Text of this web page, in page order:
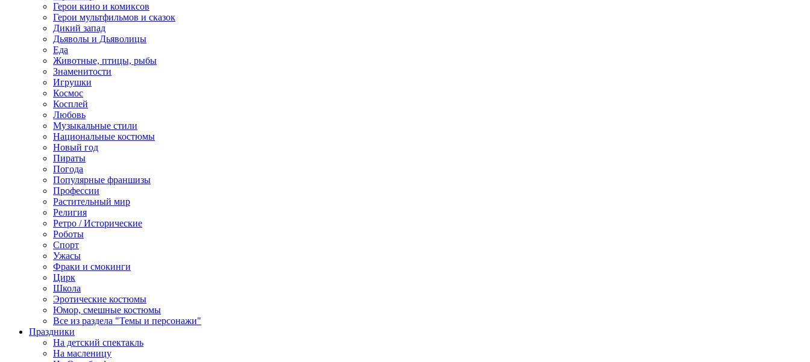
Герои кино и комиксов
Герои мультфильмов и сказок
Дикий запад
Дьяволы и Дьяволицы
Еда
Животные, птицы, рыбы
Знаменитости
Игрушки
Космос
Косплей
Любовь
Музыкальные стили
Национальные костюмы
Новый год
Пираты
Погода
Популярные франшизы
Профессии
Растительный мир
Религия
Ретро / Исторические
Роботы
Спорт
Ужасы
Фраки и смокинги
Цирк
Школа
Эротические костюмы
Юмор, смешные костюмы
Все из раздела "Темы и персонажи"
Праздники
На детский спектакль
На масленицу